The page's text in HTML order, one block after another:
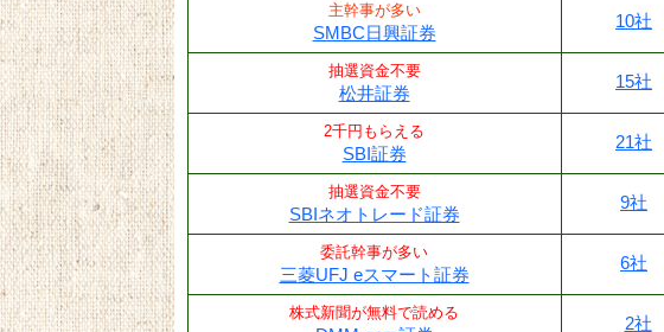
主幹事が多い
SMBC日興証券
10社
抽選資金不要
松井証券
15社
2千円もらえる
SBI証券
21社
抽選資金不要
SBIネオトレード証券
9社
委託幹事が多い
三菱UFJ eスマート証券
6社
株式新聞が無料で読める
2社